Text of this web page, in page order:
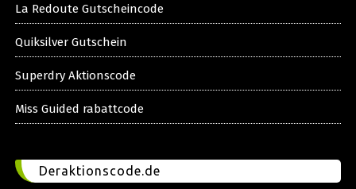
La Redoute Gutscheincode
Quiksilver Gutschein
Superdry Aktionscode
Miss Guided rabattcode
Deraktionscode.de